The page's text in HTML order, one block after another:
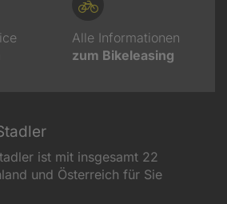
Alle Informationen
zum Bikeleasing
ist mit insgesamt 22
und Österreich für Sie